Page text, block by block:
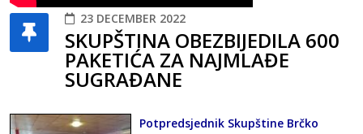
23 DECEMBER 2022
SKUPŠTINA OBEZBIJEDILA 600
PAKETIĆA ZA NAJMLAĐE
SUGRAĐANE
Potpredsjednik Skupštine Brčko